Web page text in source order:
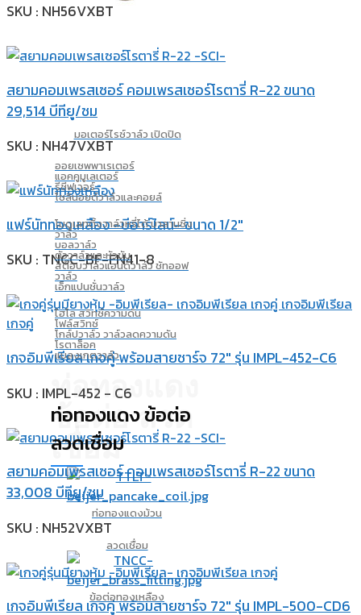
มอเตอร์ไรซ์วาล์ว เปิดปิด
ออยเซพพาเรเตอร์
แอคคูมูเลเตอร์
รีซีฟเวอร์
โซลินอยด์วาล์วและคอยล์
โมดูเลทติ้งวาล์วหรี่ได้ บาลานซิ่ง
วาล์ว
บอลวาล์ว
ตัววาล์วและหัวขับ
สต๊อบวาล์วแฮนด์วาล์ว ชัทออฟ
วาล์ว
เอ็กแปนชั่นวาล์ว
ไฮโล สวิทซ์ความดัน
โฟล์สวิทซ์
โกล์ปวาล์ว วาล์วลดความดัน
โรตาล็อค
แบลงเกตวาล์ว
ท่อทองแดง
ข้อต่อ ลวด
เชื่อม
ท่อทองแดง ข้อต่อ
ลวดเชื่อม
ท่อทองแดงม้วน
ลวดเชื่อม
ข้อต่อทองเหลือง
SKU : NH56VXBT
สยามคอมเพรสเซอร์ คอมเพรสเซอร์โรตารี่ R-22 ขนาด
29,514 บีทียู/ชม
SKU : NH47VXBT
แฟร์นัททองเหลือง -บีอาร์ไลน์- ขนาด 1/2″
SKU : TNCC-BF-FN41-8
เกจอิมพีเรียล เกจคู่ พร้อมสายชาร์จ 72″ รุ่น IMPL-452-C6
SKU : IMPL-452 - C6
สยามคอมเพรสเซอร์ คอมเพรสเซอร์โรตารี่ R-22 ขนาด
33,008 บีทียู/ชม
SKU : NH52VXBT
เกจอิมพีเรียล เกจคู่ พร้อมสายชาร์จ 72″ รุ่น IMPL-500-CD6